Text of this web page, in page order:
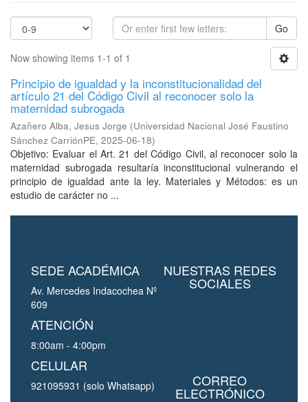
Go
Now showing items 1-1 of 1
Principio de igualdad y la inconstitucionalidad del
artículo 21 del Código Civil al reconocer solo la
maternidad subrogada
Azañero Alba, Jesus Jorge (Universidad Nacional José Faustino
Sánchez CarriónPE, 2025-06-18)
Objetivo: Evaluar el Art. 21 del Código Civil, al reconocer solo la
maternidad subrogada resultaría inconstitucional vulnerando el
principio de igualdad ante la ley. Materiales y Métodos: es un
estudio de carácter no ...
SEDE ACADÉMICA
Av. Mercedes Indacochea Nº
609
ATENCIÓN
8:00am - 4:00pm
CELULAR
921095931 (solo Whatsapp)
NUESTRAS REDES
SOCIALES
CORREO
ELECTRÓNICO